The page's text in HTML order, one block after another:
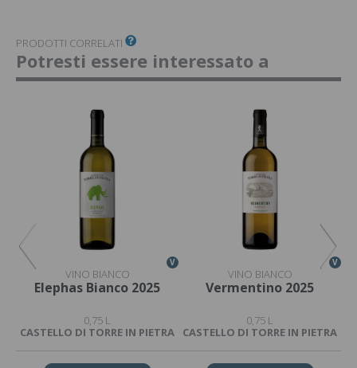
PRODOTTI CORRELATI
Potresti essere interessato a
V
VINO BIANCO
Elephas Bianco 2025
0,75 L
CASTELLO DI TORRE IN PIETRA
V
VINO BIANCO
Vermentino 2025
0,75 L
CASTELLO DI TORRE IN PIETRA